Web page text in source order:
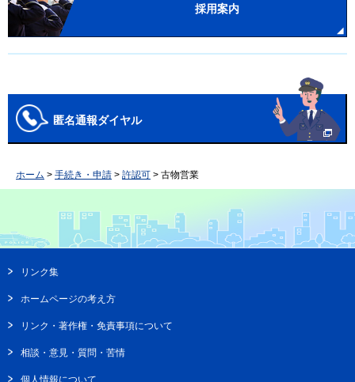
採用案内
匿名通報ダイヤル
ホーム > 手続き・申請 > 許認可 > 古物営業
リンク集
ホームページの考え方
リンク・著作権・免責事項について
相談・意見・質問・苦情